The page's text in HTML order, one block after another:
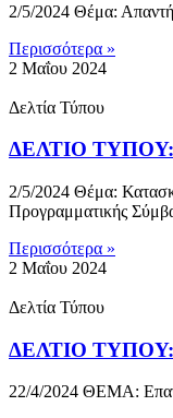
2/5/2024 Θέμα:
Περισσότερα »
2 Μαΐου 2024
Δελτία Τύπου
ΔΕΛΤΙΟ ΤΥΠΟΥ:
2/5/2024 Θέμα:
Προγραμματικής
Περισσότερα »
2 Μαΐου 2024
Δελτία Τύπου
ΔΕΛΤΙΟ ΤΥΠΟΥ:
22/4/2024 ΘΕΜΑ: